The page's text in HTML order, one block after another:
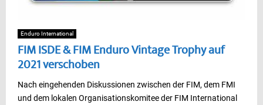
Enduro International
FIM ISDE & FIM Enduro Vintage Trophy auf
2021 verschoben
Nach eingehenden Diskussionen zwischen der FIM, dem FMI
und dem lokalen Organisationskomitee der FIM International